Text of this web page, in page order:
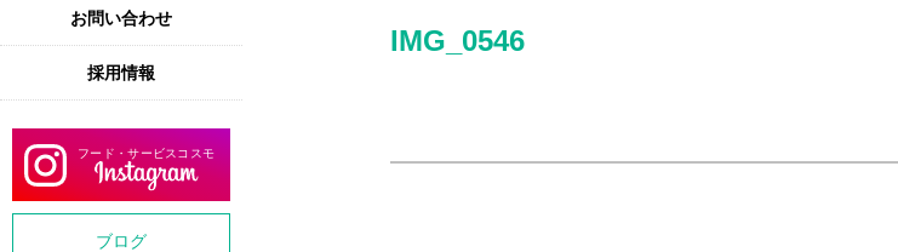
お問い合わせ
採用情報
ブログ
IMG_0546